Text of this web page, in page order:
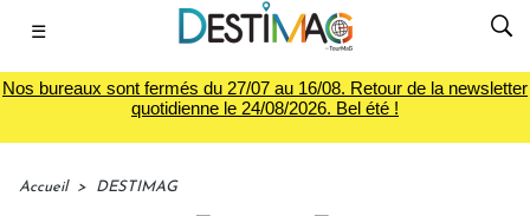
☰
Nos bureaux sont fermés du 27/07 au 16/08. Retour de la newsletter
quotidienne le 24/08/2026. Bel été !
Accueil > DESTIMAG